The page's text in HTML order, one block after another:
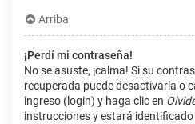
Arriba
¡Perdí mi contraseña!
No se asuste, ¡calma! Si su
recuperada puede desactivarla o
ingreso (login) y haga clic en
instrucciones y estará